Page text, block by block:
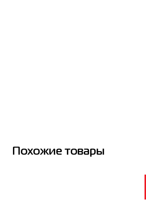
Похожие товары